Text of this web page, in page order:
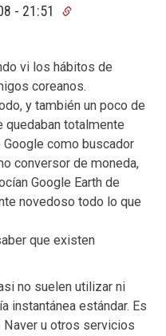
- 21:51
vi los hábitos de
coreanos.
y también un poco de
quedaban totalmente
como buscador
conversor de moneda,
Google Earth de
novedoso todo lo que
que existen
no suelen utilizar ni
instantánea estándar. Es
Naver u otros servicios